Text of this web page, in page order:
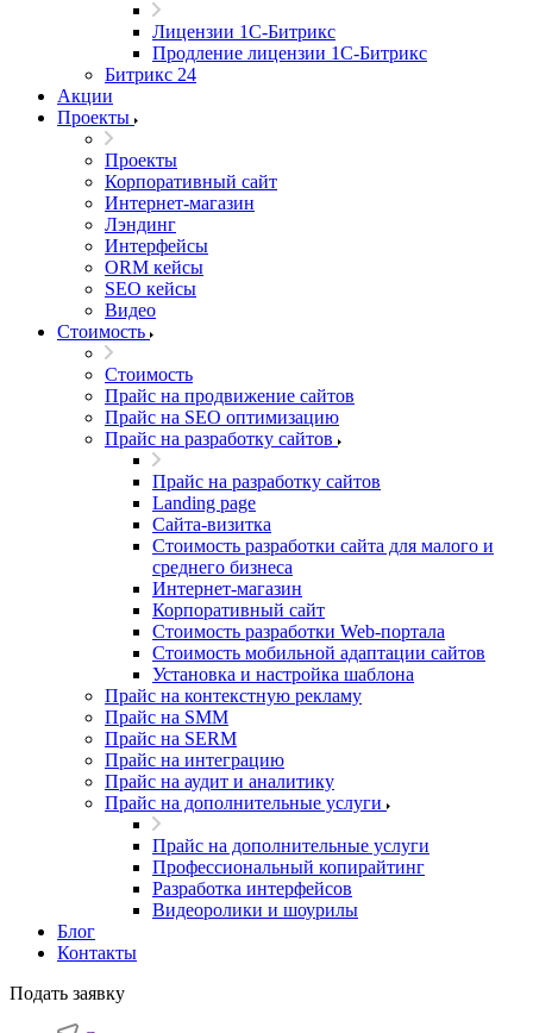
Лицензии 1С-Битрикс
Продление лицензии 1С-Битрикс
Битрикс 24
Акции
Проекты
Проекты
Корпоративный сайт
Интернет-магазин
Лэндинг
Интерфейсы
ORM кейсы
SEO кейсы
Видео
Стоимость
Стоимость
Прайс на продвижение сайтов
Прайс на SEO оптимизацию
Прайс на разработку сайтов
Прайс на разработку сайтов
Landing page
Cайта-визитка
Стоимость разработки сайта для малого и
среднего бизнеса
Интернет-магазин
Корпоративный сайт
Стоимость разработки Web-портала
Стоимость мобильной адаптации сайтов
Установка и настройка шаблона
Прайс на контекстную рекламу
Прайс на SMM
Прайс на SERM
Прайс на интеграцию
Прайс на аудит и аналитику
Прайс на дополнительные услуги
Прайс на дополнительные услуги
Профессиональный копирайтинг
Разработка интерфейсов
Видеоролики и шоурилы
Блог
Контакты
Подать заявку